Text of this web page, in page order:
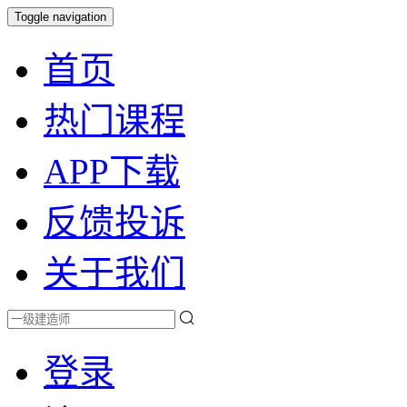
Toggle navigation
首页
热门课程
APP下载
反馈投诉
关于我们
登录